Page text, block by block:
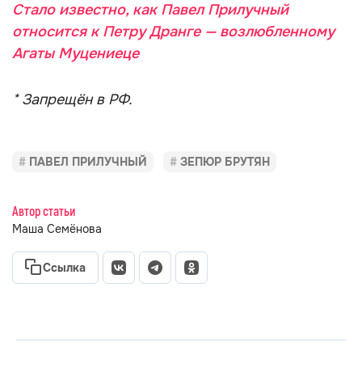
Стало известно, как Павел Прилучный
относится к Петру Дранге — возлюбленному
Агаты Муцениеце
* Запрещён в РФ.
ПАВЕЛ ПРИЛУЧНЫЙ ЗЕПЮР БРУТЯН
Автор статьи
Маша Семёнова
Ссылка